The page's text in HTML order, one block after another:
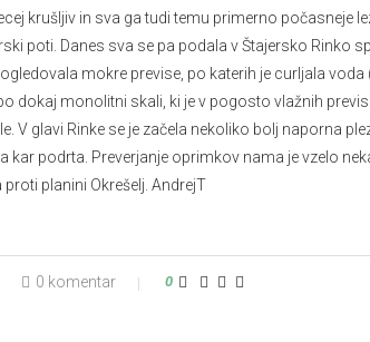
krušljiv in sva ga tudi temu primerno počasneje
poti. Danes sva se pa podala v Štajersko Rinko
mokre previse, po katerih je curljala voda
dokaj monolitni skali, ki je v pogosto vlažnih
V glavi Rinke se je začela nekoliko bolj naporna
kar podrta. Preverjanje oprimkov nama je vzelo
planini Okrešelj. AndrejT
0 komentar 0